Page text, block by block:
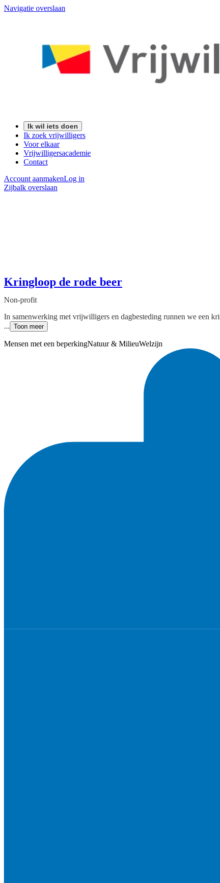
Navigatie overslaan
Ik wil iets doen
Ik zoek vrijwilligers
Voor elkaar
Vrijwilligersacademie
Contact
Account aanmakenLog in
Zijbalk overslaan
Kringloop de rode beer
Non-profit
In samenwerking met vrijwilligers en dagbesteding runnen we een
... Toon meer
Mensen met een beperkingNatuur & MilieuWelzijn